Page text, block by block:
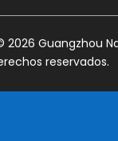
2026 Guangzhou
reservados.